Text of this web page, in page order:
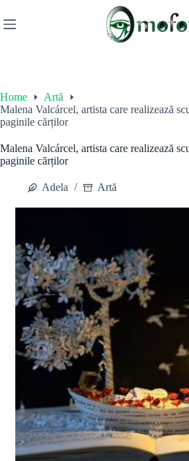
to
content
Home
Artă
Malena Valcárcel, artista care realizează
paginile cărților
Malena Valcárcel, artista care realizează
paginile cărților
Adela Artă